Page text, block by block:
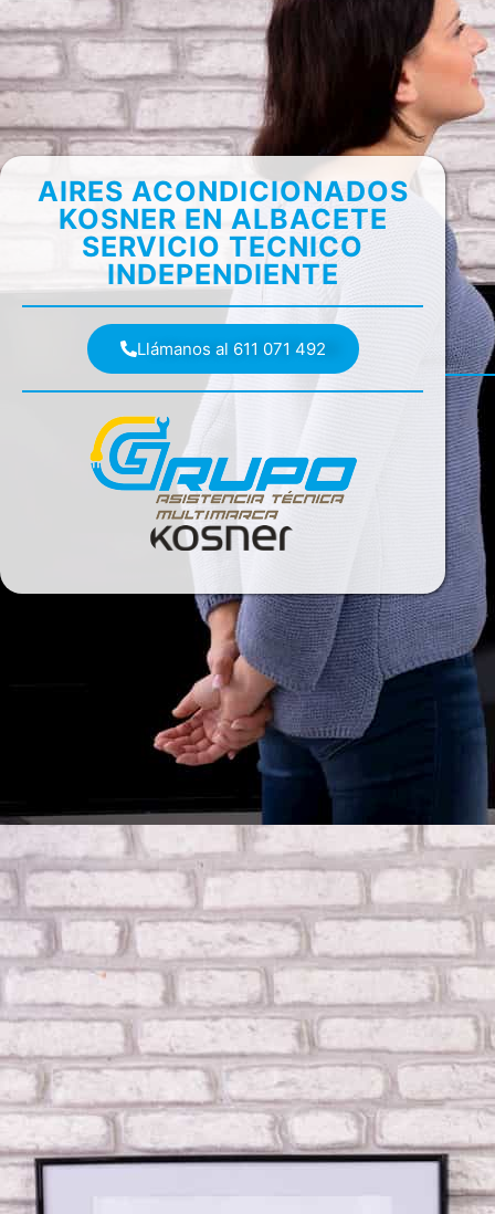
AIRES ACONDICIONADOS
KOSNER EN ALBACETE
SERVICIO TECNICO
INDEPENDIENTE
Llámanos al 611 071 492